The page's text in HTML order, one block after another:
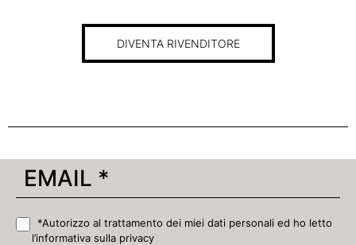
DIVENTA RIVENDITORE
*Autorizzo al trattamento dei miei dati personali ed ho letto
l’informativa sulla privacy